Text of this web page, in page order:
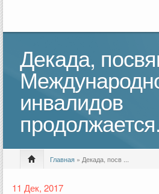
Декада,
инвалидов
продолжается.
Главная » Декада, посв ...
11 Дек, 2017